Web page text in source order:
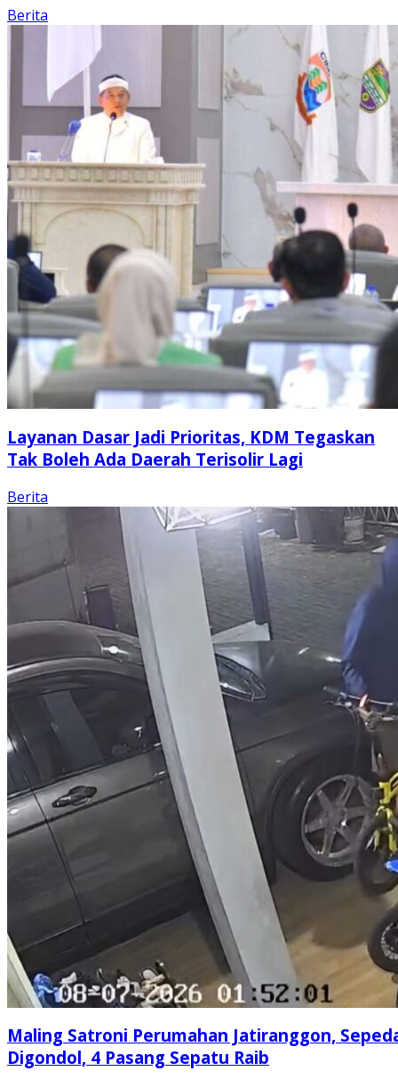
Berita
Layanan Dasar Jadi Prioritas, KDM Tegaskan
Tak Boleh Ada Daerah Terisolir Lagi
Berita
Maling Satroni Perumahan Jatiranggon,
Digondol, 4 Pasang Sepatu Raib